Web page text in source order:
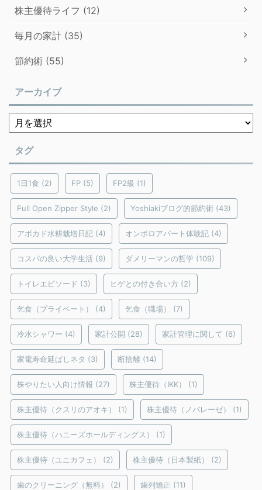
株主優待ライフ (12)
毎月の家計 (35)
節約術 (55)
アーカイブ
タグ
1日1食 (2) FP (5) FP2級 (1)
Full Open Zipper Style (2) Yoshiakiブログ的節約術 (43)
アボカド水耕栽培日記 (4) オンボロアパート体験記 (4)
コスパの良い大学生活 (9) ダメリーマンの哲学 (109)
トイレエピソード (3) ヒゲとの付き合い方 (2)
乞食（プライベート） (4) 乞食（職場） (7)
冷水シャワー (4) 家計公開 (28) 家計管理に関して (6)
家電寿命延ばしネタ (3) 断捨離 (14)
株やりたい人向け情報 (27) 株主優待（IKK） (1)
株主優待（クスリのアオキ） (1) 株主優待（ノバレーゼ） (1)
株主優待（ハニーズホールディングス） (1)
株主優待（ユニカフェ） (2) 株主優待（日本製紙） (2)
歯のクリーニング（無料） (2) 歯列矯正 (11)